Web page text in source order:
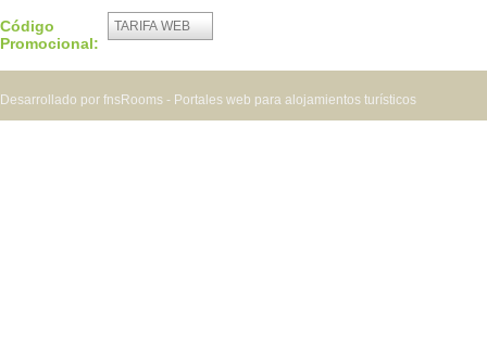
Código
Promocional:
Desarrollado por fnsRooms - Portales web para alojamientos turísticos